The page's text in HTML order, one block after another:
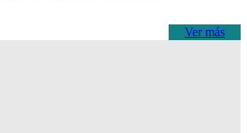
Ver más